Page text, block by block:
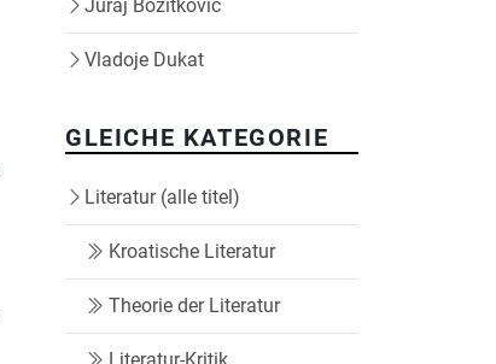
Juraj Božitković
Vladoje Dukat
GLEICHE KATEGORIE
Literatur (alle titel)
Kroatische Literatur
Theorie der Literatur